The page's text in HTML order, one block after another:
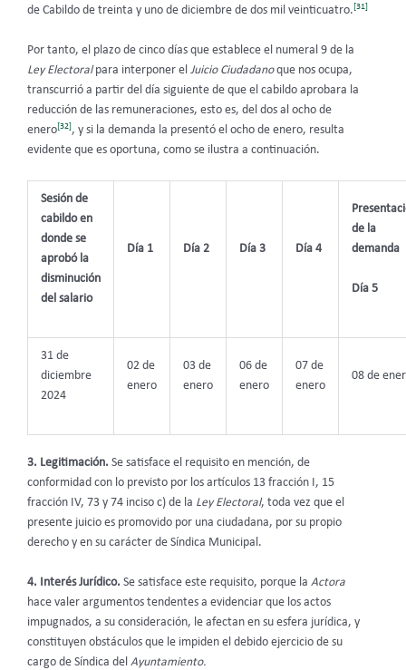
de Cabildo de treinta y uno de diciembre de dos mil veinticuatro.[31]
Por tanto, el plazo de cinco días que establece el numeral 9 de la
Ley Electoralpara interponer el Juicio Ciudadanoque nos ocupa,
transcurrió a partir del día siguiente de que el cabildo aprobara la
reducción de las remuneraciones, esto es, del dos al ocho de
enero[32], y si la demanda la presentó el ocho de enero, resulta
evidente que es oportuna, como se ilustra a continuación.
Sesión de
cabildo en
donde se
aprobó la
disminución
del salario
Día 1 Día 2 Día 3 Día 4
de la
demanda
Día 5
31 de
diciembre
2024
02 de
enero
03 de
enero
06 de
enero
07 de
enero
08 de
3. Legitimación. Se satisface el requisito en mención, de
conformidad con lo previsto por los artículos 13 fracción I, 15
fracción IV, 73 y 74 inciso c) de la Ley Electoral, toda vez que el
presente juicio es promovido por una ciudadana, por su propio
derecho y en su carácter de Síndica Municipal.
4. Interés Jurídico. Se satisface este requisito, porque la Actora
hace valer argumentos tendentes a evidenciar que los actos
impugnados, a su consideración, le afectan en su esfera jurídica, y
constituyen obstáculos que le impiden el debido ejercicio de su
cargo de Síndica del Ayuntamiento.